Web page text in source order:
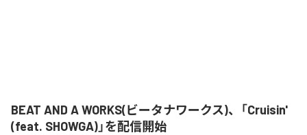
BEAT AND A WORKS(ビータナワークス)、「Cruisin'
(feat. SHOWGA)」を配信開始